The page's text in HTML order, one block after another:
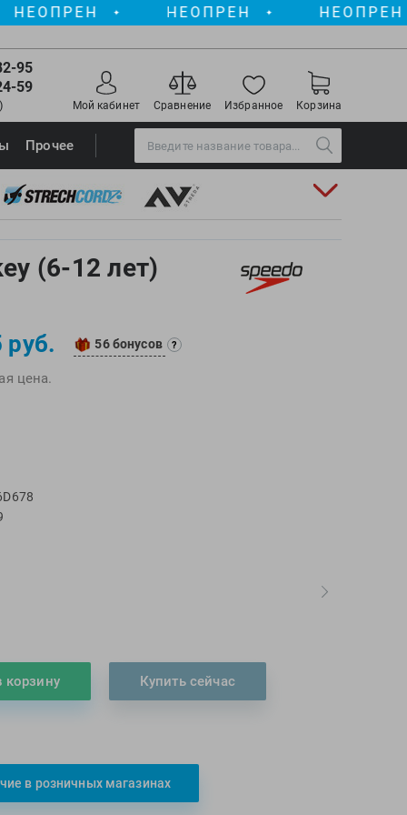
✦ НЕОПРЕН ✦ НЕОПРЕН ✦
Torres
Triswim
Turbo
TUSA
Under Armour
Waboba
ВФП
Спортивный Элемент
Фитосила
95
59
Мой кабинет Сравнение Избранное Корзина
Прочее
(6-12 лет)
руб. 56 бонусов ?
цена.
корзину Купить сейчас
в розничных магазинах